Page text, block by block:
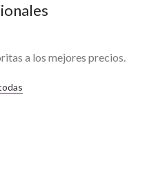
a los mejores precios.